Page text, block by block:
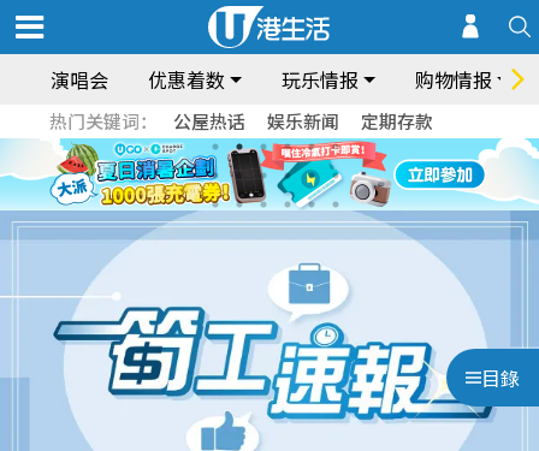
演唱会 优惠着数 玩乐情报 购物情报
热门关键词： 公屋热话 娱乐新闻 定期存款
目錄